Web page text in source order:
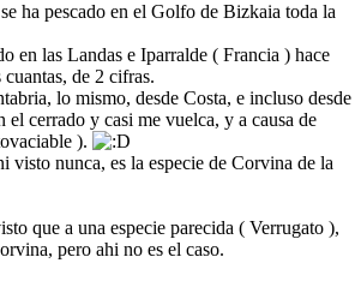
ha pescado en el Golfo de Bizkaia toda la
en las Landas e Iparralde ( Francia ) hace
de 2 cifras.
lo mismo, desde Costa, e incluso desde
cerrado y casi me vuelca, y a causa de
).
visto nunca, es la especie de Corvina de la
que a una especie parecida ( Verrugato ),
pero ahi no es el caso.